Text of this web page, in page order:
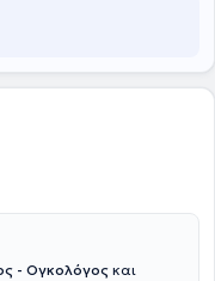
- Ογκολόγοςκαι